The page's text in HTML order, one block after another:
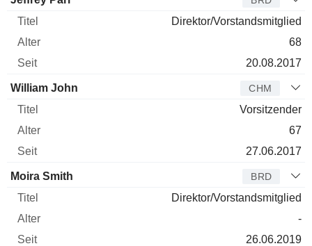
Direktor/Vorstandsmitglied
68
20.08.2017
William John CHM
Vorsitzender
67
27.06.2017
Moira Smith BRD
Direktor/Vorstandsmitglied
-
26.06.2019